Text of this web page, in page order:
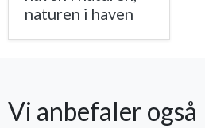
naturen i haven
Vi anbefaler også